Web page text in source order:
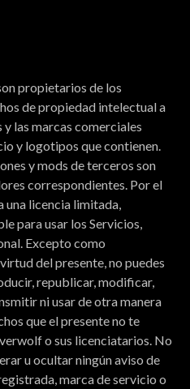
propietarios de los
de propiedad intelectual a
las marcas comerciales
y logotipos que contienen.
y mods de terceros son
correspondientes. Por el
licencia limitada,
para usar los Servicios,
Excepto como
del presente, no puedes
republicar, modificar,
ni usar de otra manera
que el presente no te
o sus licenciatarios. No
u ocultar ningún aviso de
marca de servicio o